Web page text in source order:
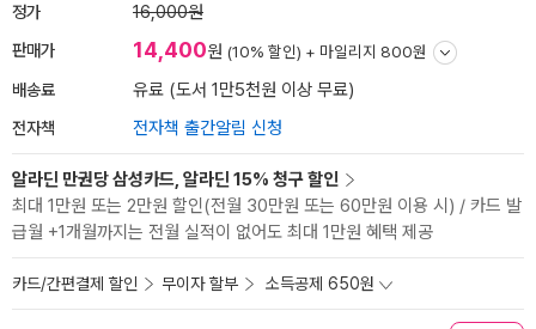
정가 16,000원
판매가 14,400원 (10% 할인) + 마일리지 800원
배송료 유료 (도서 1만5천원 이상 무료)
전자책 전자책 출간알림 신청
알라딘 만권당 삼성카드, 알라딘 15% 청구 할인
최대 1만원 또는 2만원 할인(전월 30만원 또는 60만원 이용 시) / 카드 발
급월 +1개월까지는 전월 실적이 없어도 최대 1만원 혜택 제공
카드/간편결제 할인 무이자 할부 소득공제 650원